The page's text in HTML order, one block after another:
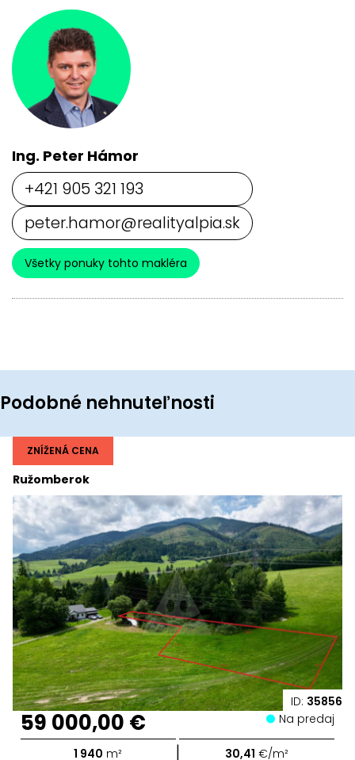
Ing. Peter Hámor
+421 905 321 193
peter.hamor@realityalpia.sk
Všetky ponuky tohto makléra
Podobné nehnuteľnosti
ID: 35856
Ružomberok
ZNÍŽENÁ CENA
59 000,00 € Na predaj
1 940 m² | 30,41 €/m²